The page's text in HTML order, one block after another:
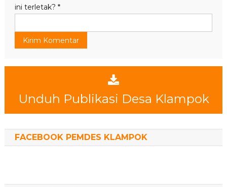
ini terletak? *
Unduh Publikasi Desa Klampok
FACEBOOK PEMDES KLAMPOK